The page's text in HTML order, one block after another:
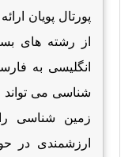
پورتال پویان
از رشته های
انگلیسی به
شناسی می تواند
زمین شناسی را
ارزشمندی در